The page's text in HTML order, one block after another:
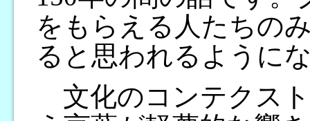
をもらえる人たちの
ると思われるように
文化のコンテクス